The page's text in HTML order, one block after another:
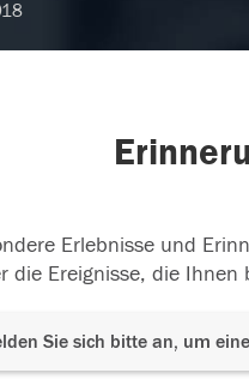
Erlebnisse und
die Ereignisse, die
Sie sich bitte an, um